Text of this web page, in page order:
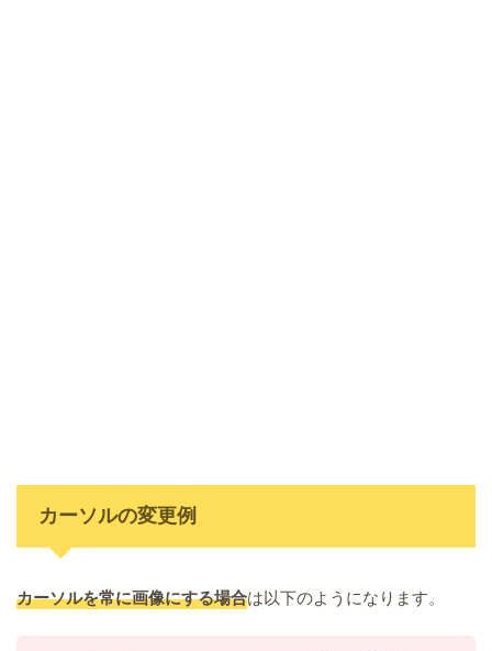
カーソルの変更例
カーソルを常に画像にする場合は以下のようになります。